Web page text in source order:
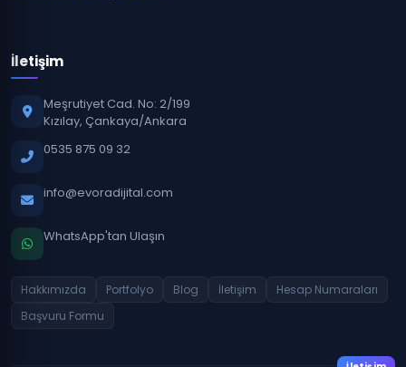
İletişim
Meşrutiyet Cad. No: 2/199
Kızılay, Çankaya/Ankara
0535 875 09 32
info@evoradijital.com
WhatsApp'tan Ulaşın
Hakkımızda Portfolyo Blog İletişim
Hesap Numaraları
Başvuru Formu